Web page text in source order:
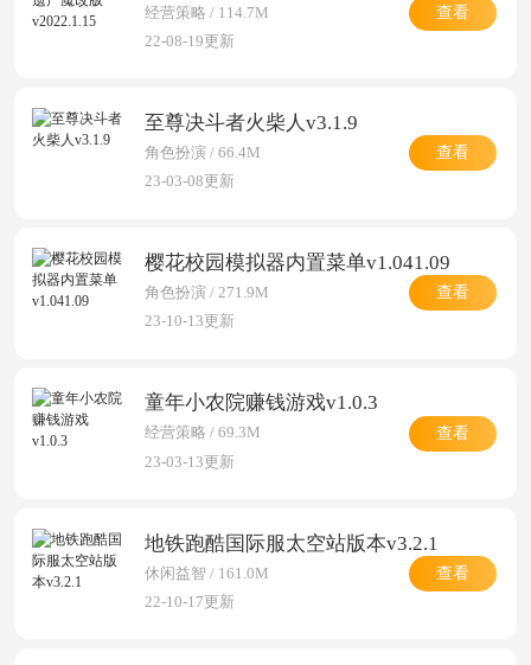
经营策略 / 114.7M
22-08-19更新
查看
至尊决斗者火柴人v3.1.9
角色扮演 / 66.4M
23-03-08更新
查看
樱花校园模拟器内置菜单v1.041.09
角色扮演 / 271.9M
23-10-13更新
查看
童年小农院赚钱游戏v1.0.3
经营策略 / 69.3M
23-03-13更新
查看
地铁跑酷国际服太空站版本v3.2.1
休闲益智 / 161.0M
22-10-17更新
查看